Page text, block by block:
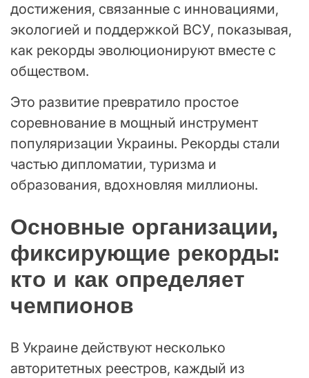
достижения, связанные с инновациями,
экологией и поддержкой ВСУ, показывая,
как рекорды эволюционируют вместе с
обществом.
Это развитие превратило простое
соревнование в мощный инструмент
популяризации Украины. Рекорды стали
частью дипломатии, туризма и
образования, вдохновляя миллионы.
Основные организации,
фиксирующие рекорды:
кто и как определяет
чемпионов
В Украине действуют несколько
авторитетных реестров, каждый из